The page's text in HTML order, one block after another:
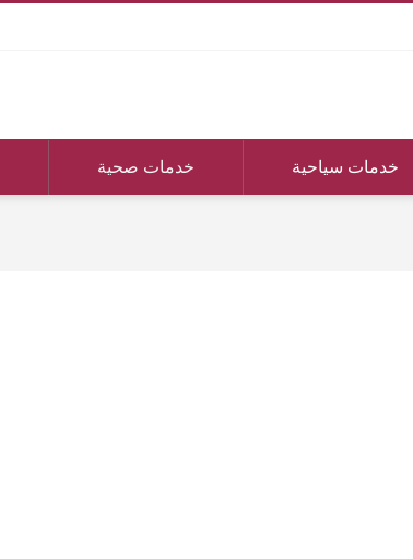
خدمات سياحية خدمات صحية